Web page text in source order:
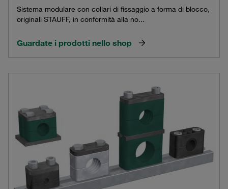
Sistema modulare con collari di fissaggio a forma di blocco,
originali STAUFF, in conformità alla no...
Guardate i prodotti nello shop